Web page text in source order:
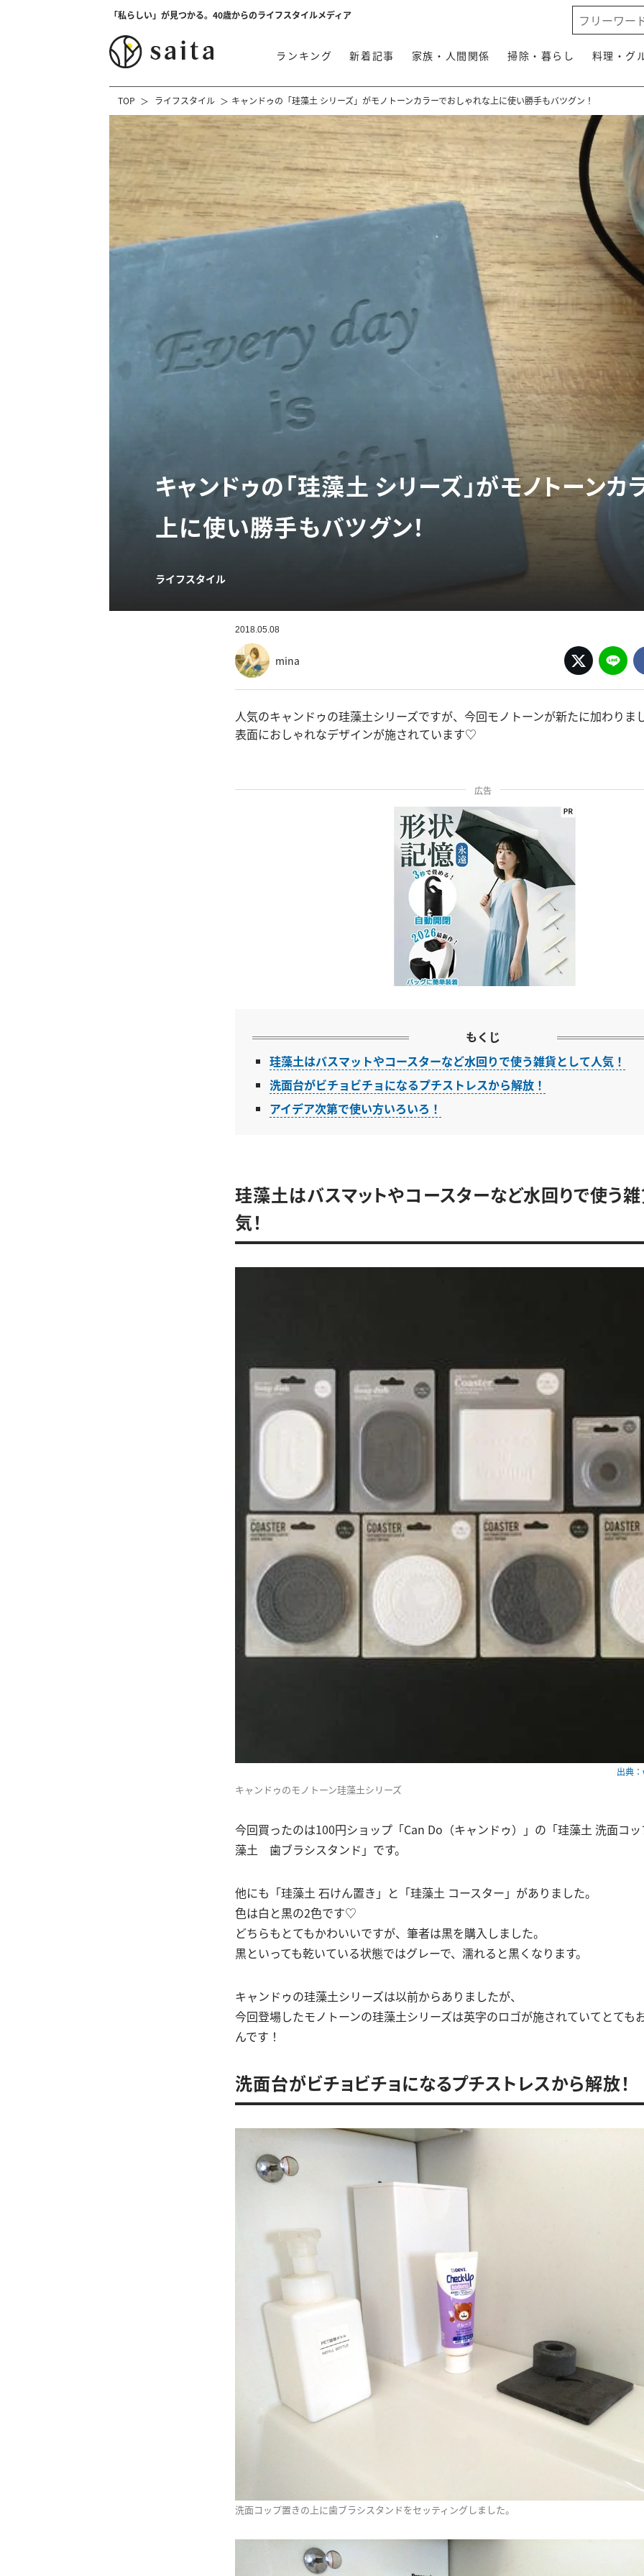
「私らしい」が見つかる。40歳からのライフスタイルメディア
ランキング 新着記事 家族・人間関係 掃除・暮らし 料理・グ
TOP ライフスタイル キャンドゥの「珪藻土 シリーズ」がモノトーンカラーでおしゃれな上に使い勝手もバツグン！
キャンドゥの「珪藻土 シリーズ」がモノトーン
上に使い勝手もバツグン！
ライフスタイル
2018.05.08
mina
人気のキャンドゥの珪藻土シリーズですが、今回モノトーンが新たに加わりま
表面におしゃれなデザインが施されています♡
広告
もくじ
珪藻土はバスマットやコースターなど水回りで使う雑貨として人気！
洗面台がビチョビチョになるプチストレスから解放！
アイデア次第で使い方いろいろ！
珪藻土はバスマットやコースターなど水回りで使う
気！
出典
キャンドゥのモノトーン珪藻土シリーズ
今回買ったのは100円ショップ「Can Do（キャンドゥ）」の「珪藻土 洗面コ
藻土 歯ブラシスタンド」です。
他にも「珪藻土 石けん置き」と「珪藻土 コースター」がありました。
色は白と黒の2色です♡
どちらもとてもかわいいですが、筆者は黒を購入しました。
黒といっても乾いている状態ではグレーで、濡れると黒くなります。
キャンドゥの珪藻土シリーズは以前からありましたが、
今回登場したモノトーンの珪藻土シリーズは英字のロゴが施されていてとても
んです！
洗面台がビチョビチョになるプチストレスから解放！
洗面コップ置きの上に歯ブラシスタンドをセッティングしました。